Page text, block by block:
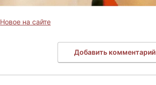
Новое на сайте
Добавить комментарий